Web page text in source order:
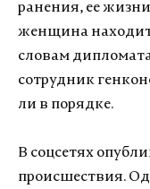
ранения, ее
женщина
словам
сотрудник
ли в порядке.
В соцсетях
происшествия.